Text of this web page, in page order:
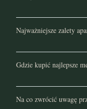
Najważniejsze zalety
Gdzie kupić najlepsze
Na co zwrócić uwagę